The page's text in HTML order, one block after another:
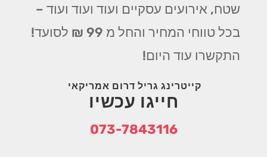
שטח, אירועים עסקיים ועוד ועוד ועוד –
בכל טווחי המחיר והחל מ 99 ₪ לסועד!
התקשרו עוד היום!
קייטרינג גריל דרום אמריקאי
חייגו עכשיו
073-7843116